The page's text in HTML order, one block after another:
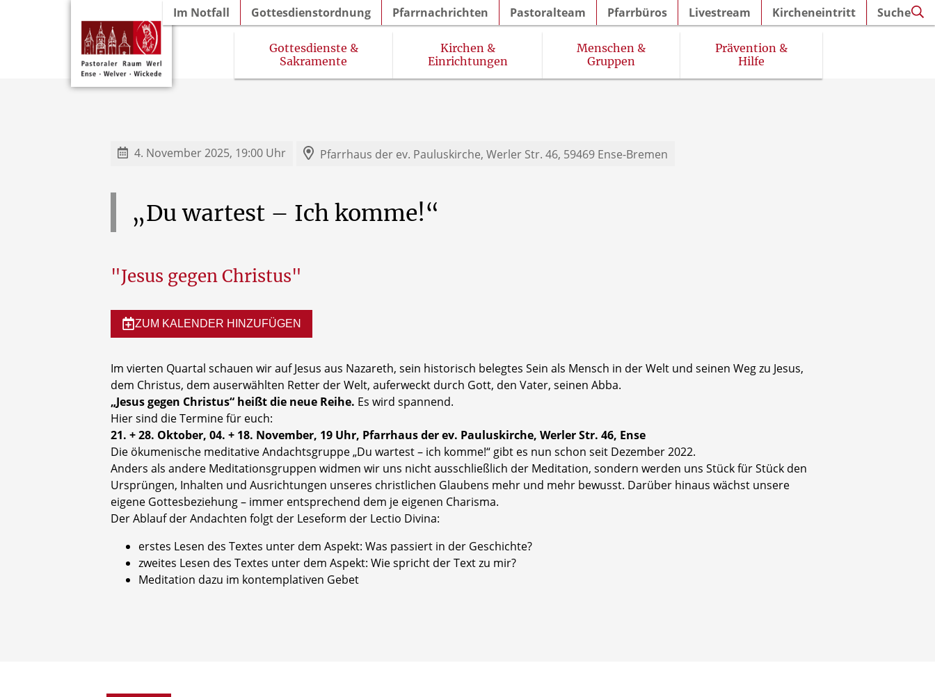
Gottesdienste &
Sakramente
Kirchen &
Einrichtungen
Menschen &
Gruppen
Prävention &
Hilfe
Im Notfall Gottesdienstordnung Pfarrnachrichten Pastoralteam Pfarrbüros Livestream Kircheneintritt Suche
4. November 2025, 19:00 Uhr Pfarrhaus der ev. Pauluskirche, Werler Str. 46, 59469 Ense-Bremen
„Du wartest – Ich komme!“
"Jesus gegen Christus"
ZUM KALENDER HINZUFÜGEN
Im vierten Quartal schauen wir auf Jesus aus Nazareth, sein historisch belegtes Sein als Mensch in der Welt und seinen Weg zu Jesus,
dem Christus, dem auserwählten Retter der Welt, auferweckt durch Gott, den Vater, seinen Abba.
„Jesus gegen Christus“ heißt die neue Reihe. Es wird spannend.
Hier sind die Termine für euch:
21. + 28. Oktober, 04. + 18. November, 19 Uhr, Pfarrhaus der ev. Pauluskirche, Werler Str. 46, Ense
Die ökumenische meditative Andachtsgruppe „Du wartest – ich komme!“ gibt es nun schon seit Dezember 2022.
Anders als andere Meditationsgruppen widmen wir uns nicht ausschließlich der Meditation, sondern werden uns Stück für Stück den
Ursprüngen, Inhalten und Ausrichtungen unseres christlichen Glaubens mehr und mehr bewusst. Darüber hinaus wächst unsere
eigene Gottesbeziehung – immer entsprechend dem je eigenen Charisma.
Der Ablauf der Andachten folgt der Leseform der Lectio Divina:
erstes Lesen des Textes unter dem Aspekt: Was passiert in der Geschichte?
zweites Lesen des Textes unter dem Aspekt: Wie spricht der Text zu mir?
Meditation dazu im kontemplativen Gebet